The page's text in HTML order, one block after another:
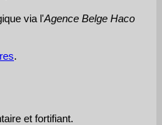
via l'Agence Belge Haco
.
et fortifiant.